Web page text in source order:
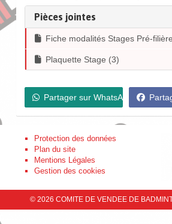
Pièces jointes
Fiche modalités Stages Pré-
Plaquette Stage (3)
Partager sur WhatsApp
Protection des données
Plan du site
Mentions Légales
Gestion des cookies
© 2026 COMITE DE VENDEE DE